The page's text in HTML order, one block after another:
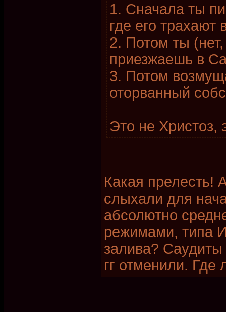
1. Сначала ты
где его трахают
2. Потом ты
приезжаешь в
3. Потом
оторванный
Это не Христоз,
Какая прелесть!
слыхали для
абсолютно
режимами, типа
залива?
гг отменили. Где